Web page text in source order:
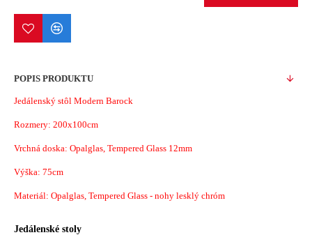
POPIS PRODUKTU
Jedálenský stôl Modern Barock
Rozmery: 200x100cm
Vrchná doska: Opalglas, Tempered Glass 12mm
Výška: 75cm
Materiál: Opalglas, Tempered Glass - nohy lesklý chróm
Jedálenské stoly